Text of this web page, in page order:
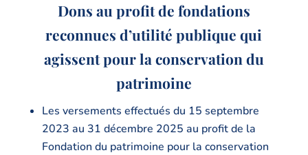
Dons au profit de fondations
reconnues d’utilité publique qui
agissent pour la conservation du
patrimoine
Les versements effectués du 15 septembre
2023 au 31 décembre 2025 au profit de la
Fondation du patrimoine pour la conservation